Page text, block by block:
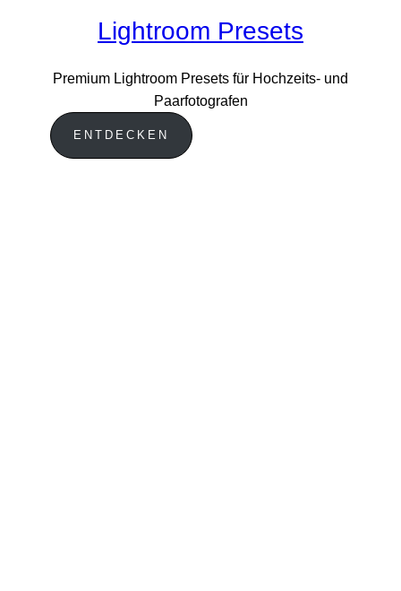
Lightroom Presets
Premium Lightroom Presets für Hochzeits- und
Paarfotografen
ENTDECKEN